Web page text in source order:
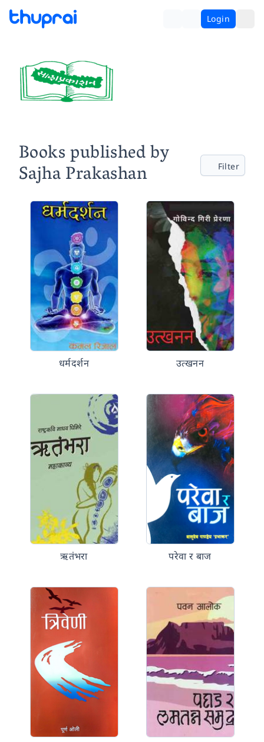
Login
Books published by
Sajha Prakashan Filter
धर्मदर्शन उत्खनन
ऋतंभरा परेवा र बाज